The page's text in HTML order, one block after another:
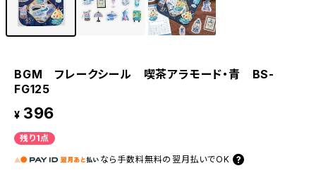
BGM フレークシール 喫茶アラモード・青 BS-
FG125
¥ 396
残り1点
なら 手数料無料の 翌月払いでOK